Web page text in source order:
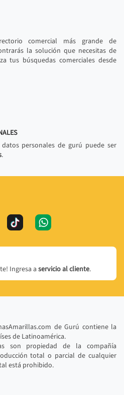
comercial más grande de
la solución que necesitas de
tus búsquedas comerciales desde
personales de gurú puede ser
.
Ingresa a servicio al cliente.
de Gurú contiene la
de Latinoamérica.
son propiedad de la compañía
total o parcial de cualquier
está prohibido.